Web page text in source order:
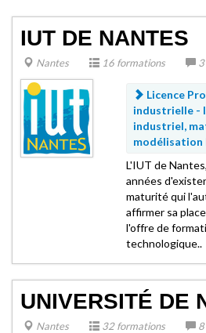
IUT DE NANTES
Nantes 16 formations
Licence
industrielle -
industriel,
modélisation
L'IUT de
années
maturité qui
affirmer sa
l'offre de
technologique..
UNIVERSITÉ DE
Nantes 32 formations